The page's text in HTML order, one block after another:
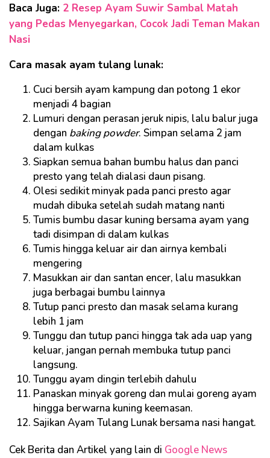
Baca Juga: 2 Resep Ayam Suwir Sambal Matah
yang Pedas Menyegarkan, Cocok Jadi Teman Makan
Nasi
Cara masak ayam tulang lunak:
Cuci bersih ayam kampung dan potong 1 ekor
menjadi 4 bagian
Lumuri dengan perasan jeruk nipis, lalu balur juga
dengan baking powder. Simpan selama 2 jam
dalam kulkas
Siapkan semua bahan bumbu halus dan panci
presto yang telah dialasi daun pisang.
Olesi sedikit minyak pada panci presto agar
mudah dibuka setelah sudah matang nanti
Tumis bumbu dasar kuning bersama ayam yang
tadi disimpan di dalam kulkas
Tumis hingga keluar air dan airnya kembali
mengering
Masukkan air dan santan encer, lalu masukkan
juga berbagai bumbu lainnya
Tutup panci presto dan masak selama kurang
lebih 1 jam
Tunggu dan tutup panci hingga tak ada uap yang
keluar, jangan pernah membuka tutup panci
langsung.
Tunggu ayam dingin terlebih dahulu
Panaskan minyak goreng dan mulai goreng ayam
hingga berwarna kuning keemasan.
Sajikan Ayam Tulang Lunak bersama nasi hangat.
Cek Berita dan Artikel yang lain di Google News